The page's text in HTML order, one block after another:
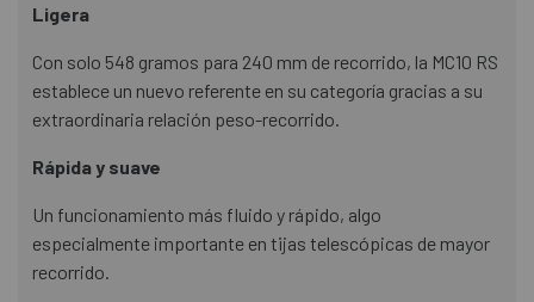
Ligera
Con solo 548 gramos para 240 mm de recorrido, la MC10 RS
establece un nuevo referente en su categoría gracias a su
extraordinaria relación peso-recorrido.
Rápida y suave
Un funcionamiento más fluido y rápido, algo
especialmente importante en tijas telescópicas de mayor
recorrido.